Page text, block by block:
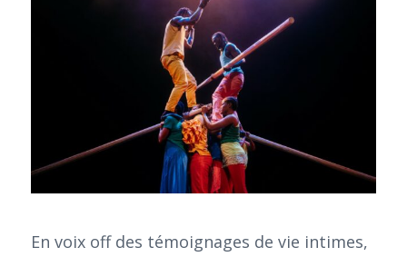
En voix off des témoignages de vie intimes,